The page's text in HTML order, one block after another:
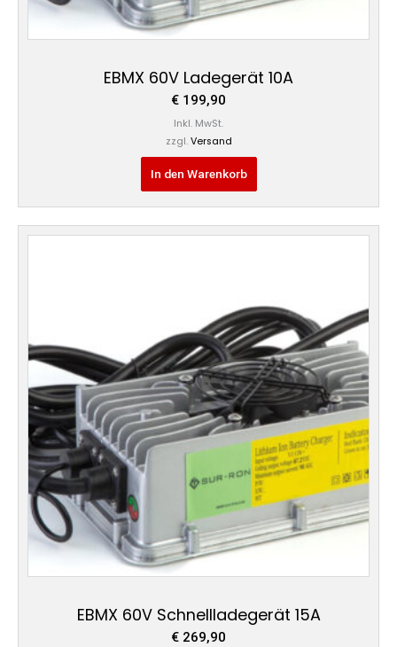
EBMX 60V Ladegerät 10A
€ 199,90
Inkl. MwSt.
zzgl. Versand
In den Warenkorb
EBMX 60V Schnellladegerät 15A
€ 269,90